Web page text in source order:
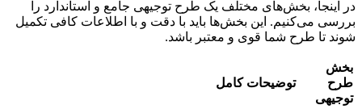
در اینجا، بخش‌های مختلف یک طرح توجیهی جامع و استاندارد را
بررسی می‌کنیم. این بخش‌ها باید با دقت و با اطلاعات کافی تکمیل
شوند تا طرح شما قوی و معتبر باشد.
بخش
طرح
توجیهی
توضیحات کامل